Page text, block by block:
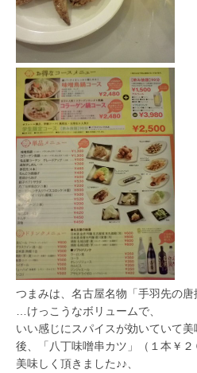
つまみは、名古屋名物「手羽先の唐
…けっこうなボリュームで、
いい感じにスパイスが効いていて美
後、「八丁味噌串カツ」（１本￥２
美味しく頂きました♪♪、